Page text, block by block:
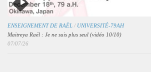
ENSEIGNEMENT DE RAËL / UNIVERSITÉ-79AH
Maitreya Raël : Je ne suis plus seul (vidéo 10/10)
07/07/26